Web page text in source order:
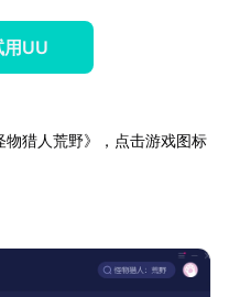
UU
猎人荒野》，点击游戏图标